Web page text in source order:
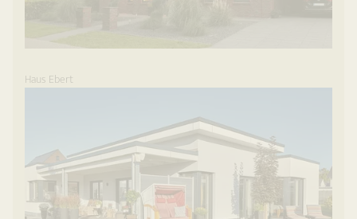
Haus Ebert